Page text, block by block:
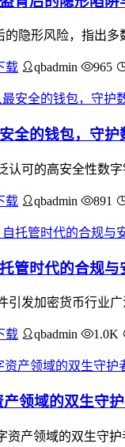
的隐形风险，指出
载 qbadmin 965
全的钱包，守
认可的高安全性数
载 qbadmin 891
管时代的合规与
引发加密货币行业
载 qbadmin 1.0K
领域的双生守
资产领域的双生守